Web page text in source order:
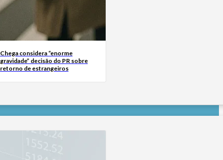
Chega considera “enorme
gravidade” decisão do PR sobre
retorno de estrangeiros